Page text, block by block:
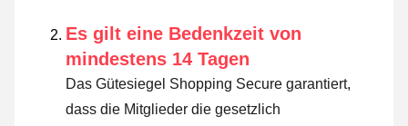
Es gilt eine Bedenkzeit von
mindestens 14 Tagen
Das Gütesiegel Shopping Secure garantiert,
dass die Mitglieder die gesetzlich